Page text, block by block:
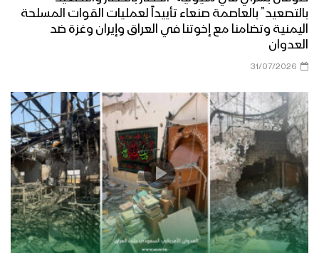
بالتصعيد” بالعاصمة صنعاء تأييداً لعمليات القوات المسلحة
اليمنية وتضامنا مع إخوتنا في العراق وإيران وغزة ضد
العدوان
31/07/2026